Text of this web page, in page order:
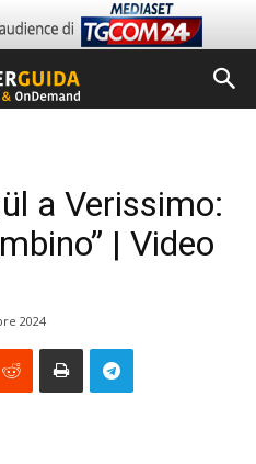
a Verissimo:
| Video
2024